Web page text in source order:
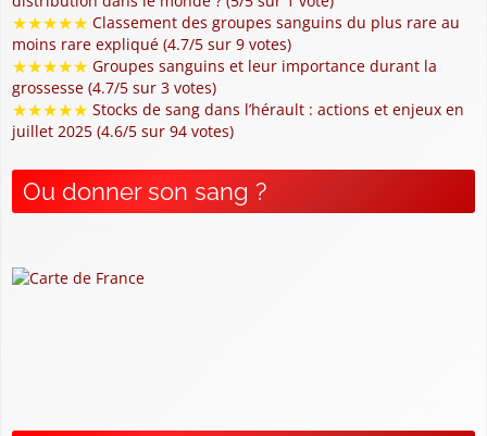
★★★★★ Classement des groupes sanguins du plus rare au
moins rare expliqué (4.7/5 sur 9 votes)
★★★★★ Groupes sanguins et leur importance durant la
grossesse (4.7/5 sur 3 votes)
★★★★★ Stocks de sang dans l’hérault : actions et enjeux en
juillet 2025 (4.6/5 sur 94 votes)
Ou donner son sang ?